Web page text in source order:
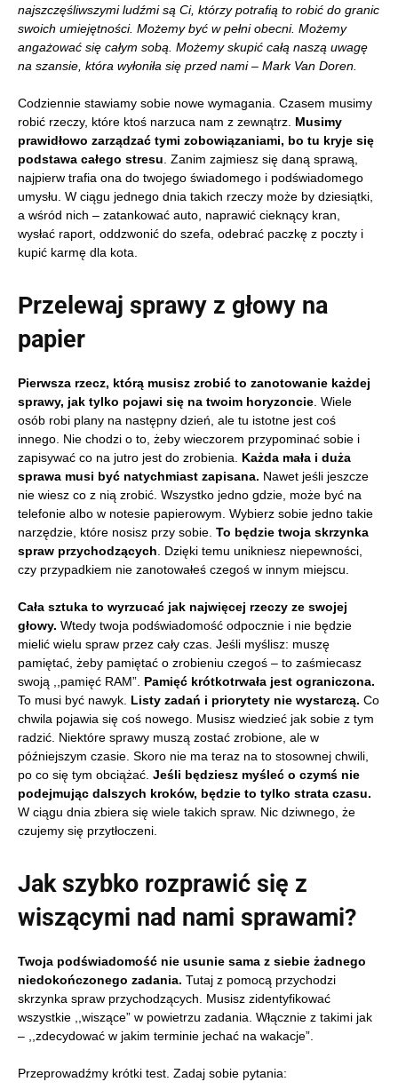
najszczęśliwszymi ludźmi są Ci, którzy potrafią to robić do granic
swoich umiejętności. Możemy być w pełni obecni. Możemy
angażować się całym sobą. Możemy skupić całą naszą uwagę
na szansie, która wyłoniła się przed nami– Mark Van Doren.
Codziennie stawiamy sobie nowe wymagania. Czasem musimy
robić rzeczy, które ktoś narzuca nam z zewnątrz. Musimy
prawidłowo zarządzać tymi zobowiązaniami, bo tu kryje się
podstawa całego stresu. Zanim zajmiesz się daną sprawą,
najpierw trafia ona do twojego świadomego i podświadomego
umysłu. W ciągu jednego dnia takich rzeczy może by dziesiątki,
a wśród nich – zatankować auto, naprawić cieknący kran,
wysłać raport, oddzwonić do szefa, odebrać paczkę z poczty i
kupić karmę dla kota.
Przelewaj sprawy z głowy na
papier
Pierwsza rzecz, którą musisz zrobić to zanotowanie każdej
sprawy, jak tylko pojawi się na twoim horyzoncie. Wiele
osób robi plany na następny dzień, ale tu istotne jest coś
innego. Nie chodzi o to, żeby wieczorem przypominać sobie i
zapisywać co na jutro jest do zrobienia. Każda mała i duża
sprawa musi być natychmiast zapisana. Nawet jeśli jeszcze
nie wiesz co z nią zrobić. Wszystko jedno gdzie, może być na
telefonie albo w notesie papierowym. Wybierz sobie jedno takie
narzędzie, które nosisz przy sobie. To będzie twoja skrzynka
spraw przychodzących. Dzięki temu unikniesz niepewności,
czy przypadkiem nie zanotowałeś czegoś w innym miejscu.
Cała sztuka to wyrzucać jak najwięcej rzeczy ze swojej
głowy. Wtedy twoja podświadomość odpocznie i nie będzie
mielić wielu spraw przez cały czas. Jeśli myślisz: muszę
pamiętać, żeby pamiętać o zrobieniu czegoś – to zaśmiecasz
swoją ,,pamięć RAM”. Pamięć krótkotrwała jest ograniczona.
To musi być nawyk. Listy zadań i priorytety nie wystarczą. Co
chwila pojawia się coś nowego. Musisz wiedzieć jak sobie z tym
radzić. Niektóre sprawy muszą zostać zrobione, ale w
późniejszym czasie. Skoro nie ma teraz na to stosownej chwili,
po co się tym obciążać. Jeśli będziesz myśleć o czymś nie
podejmując dalszych kroków, będzie to tylko strata czasu.
W ciągu dnia zbiera się wiele takich spraw. Nic dziwnego, że
czujemy się przytłoczeni.
Jak szybko rozprawić się z
wiszącymi nad nami sprawami?
Twoja podświadomość nie usunie sama z siebie żadnego
niedokończonego zadania. Tutaj z pomocą przychodzi
skrzynka spraw przychodzących. Musisz zidentyfikować
wszystkie ,,wiszące” w powietrzu zadania. Włącznie z takimi jak
– ,,zdecydować w jakim terminie jechać na wakacje”.
Przeprowadźmy krótki test. Zadaj sobie pytania: